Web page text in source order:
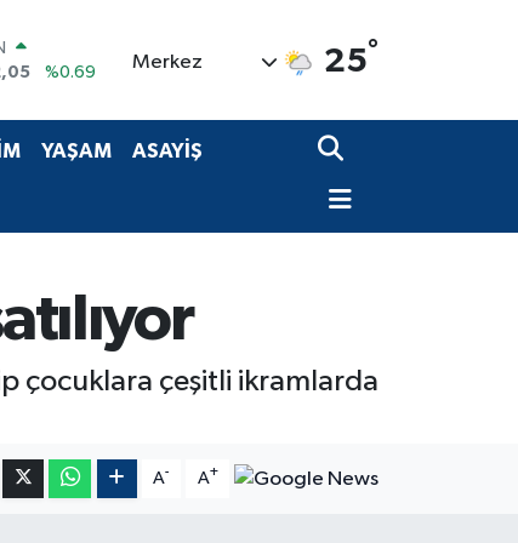
%0.69
%0.06
%48
Merkez 25°
YAŞAM ASAYİŞ
çocuklara çeşitli ikramlarda
A- A+